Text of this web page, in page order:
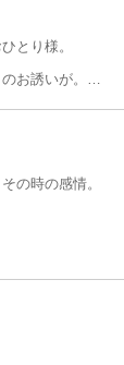
とり様。
お誘いが。
と
使って手料理を。
気に!?
の時の感情。